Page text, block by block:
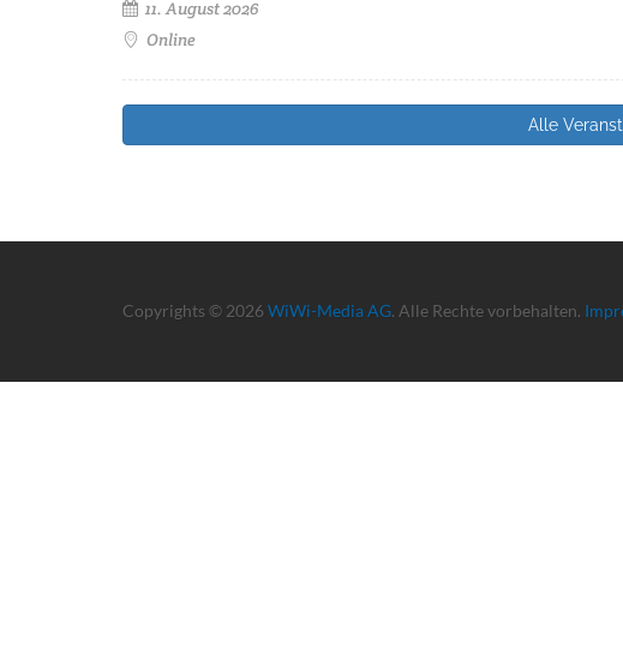
11. August 2026
Online
Alle
Copyrights © 2026 WiWi-Media AG. Alle Rechte vorbehalten.